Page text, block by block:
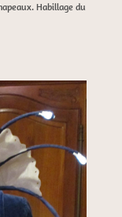
Habillage du